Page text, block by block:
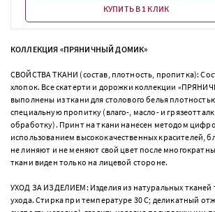
КУПИТЬ В 1 КЛИК
КОЛЛЕКЦИЯ «ПРЯНИЧНЫЙ ДОМИК»
СВОЙСТВА ТКАНИ (состав, плотность, пропитка):
хлопок. Все скатерти и дорожки коллекции
выполнены из ткани для столового белья
специальную пропитку (влаго-, масло- и
обработку). Принт на ткани нанесен методом
использованием высококачественных красителей,
не линяют и не меняют свой цвет после
ткани виден только на лицевой стороне.
УХОД ЗА ИЗДЕЛИЕМ: Изделия из натуральных тканей
ухода. Стирка при температуре 30 С; деликатный